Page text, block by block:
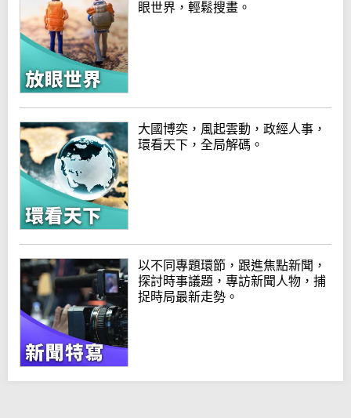
眼世界，輕鬆搜畫。
大國博奕，風起雲動，政經人事，
環看天下，全局解碼。
以不同專題環節，跟進焦點新聞，
探討時事議題，專訪新聞人物，捕
捉時局最新走勢。